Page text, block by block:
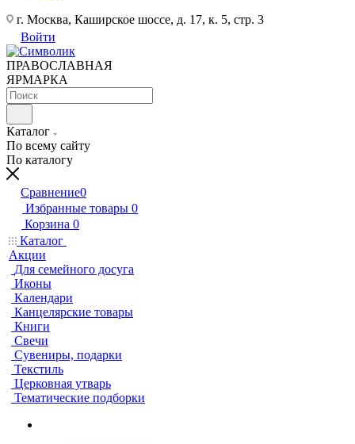
г. Москва, Каширское шоссе, д. 17, к. 5, стр. 3
Войти
ПРАВОСЛАВНАЯ
ЯРМАРКА
Каталог
По всему сайту
По каталогу
Сравнение0
Избранные товары 0
Корзина 0
Каталог
Акции
Для семейного досуга
Иконы
Календари
Канцелярские товары
Книги
Свечи
Сувениры, подарки
Текстиль
Церковная утварь
Тематические подборки